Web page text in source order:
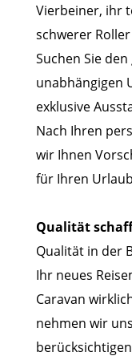
Vierbeiner, ihr
schwerer
Suchen Sie
unabhängigen
exklusive
Nach Ihren
wir Ihnen
für Ihren
Qualität
Qualität in der
Ihr neues
Caravan
nehmen wir